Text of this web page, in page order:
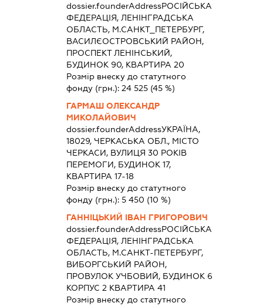
dossier.founderAddressРОСІЙСЬКА
ФЕДЕРАЦІЯ, ЛЕНІНГРАДСЬКА
ОБЛАСТЬ, М.САНКТ_ПЕТЕРБУРГ,
ВАСИЛЄОСТРОВСЬКИЙ РАЙОН,
ПРОСПЕКТ ЛЕНІНСЬКИЙ,
БУДИНОК 90, КВАРТИРА 20
Розмір внеску до статутного
фонду (грн.): 24 525(45 %)
ГАРМАШ ОЛЕКСАНДР
МИКОЛАЙОВИЧ
dossier.founderAddressУКРАЇНА,
18029, ЧЕРКАСЬКА ОБЛ., МІСТО
ЧЕРКАСИ, ВУЛИЦЯ 30 РОКІВ
ПЕРЕМОГИ, БУДИНОК 17,
КВАРТИРА 17-18
Розмір внеску до статутного
фонду (грн.): 5 450 (10 %)
ГАННІЦЬКИЙ ІВАН ГРИГОРОВИЧ
dossier.founderAddressРОСІЙСЬКА
ФЕДЕРАЦІЯ, ЛЕНІНГРАДСЬКА
ОБЛАСТЬ, М.САНКТ-ПЕТЕРБУРГ,
ВИБОРГСЬКИЙ РАЙОН,
ПРОВУЛОК УЧБОВИЙ, БУДИНОК 6
КОРПУС 2 КВАРТИРА 41
Розмір внеску до статутного